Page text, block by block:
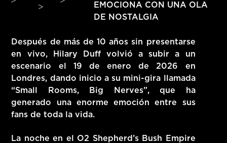
Hits – 96.5 FM
EMOCIONA CON UNA OLA
DE NOSTALGIA
Después de más de 10 años sin presentarse
en vivo, Hilary Duffvolvió a subir a un
escenario el 19 de enero de 2026 en
Londres, dando inicio a su mini-gira llamada
“Small Rooms, Big Nerves”, que ha
generado una enorme emoción entre sus
fans de toda la vida.
La noche en el O2 Shepherd’s Bush Empire